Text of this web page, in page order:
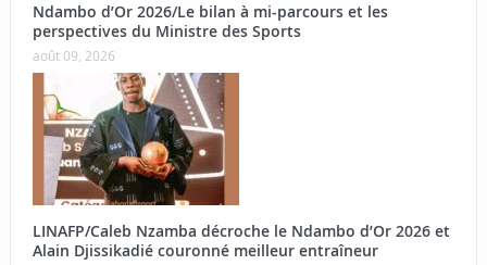
Ndambo d’Or 2026/Le bilan à mi-parcours et les
perspectives du Ministre des Sports
août 09, 2026
LINAFP/Caleb Nzamba décroche le Ndambo d’Or 2026 et
Alain Djissikadié couronné meilleur entraîneur